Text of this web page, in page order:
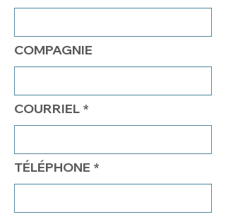
COMPAGNIE
COURRIEL
TÉLÉPHONE